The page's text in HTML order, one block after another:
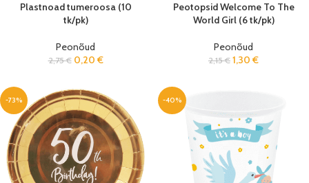
Plastnoad tumeroosa (10
tk/pk)
Peonõud
2,75€ 0,20 €
Peotopsid Welcome To The
World Girl (6 tk/pk)
Peonõud
2,15€ 1,30 €
-73% -40%